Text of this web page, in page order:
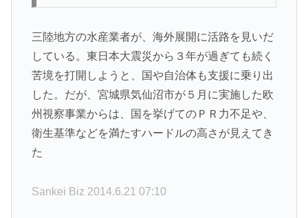
三陸地方の水産業者が、海外展開に活路を見いだ
している。東日本大震災から３年が過ぎても続く
苦境を打開しようと、国や自治体も支援に乗り出
した。だが、宮城県気仙沼市が５月に実施した欧
州視察事業からは、国を挙げてのＰＲ力不足や、
衛生基準などを満たすハードルの高さが見えてき
た
Sankei Biz 2014.6.21 07:10